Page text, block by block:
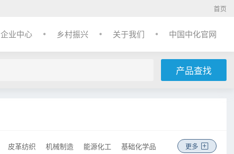
首页
企业中心 乡村振兴 关于我们 中国中化官网
产品查找
皮革纺织 机械制造 能源化工
基础化学品
更多